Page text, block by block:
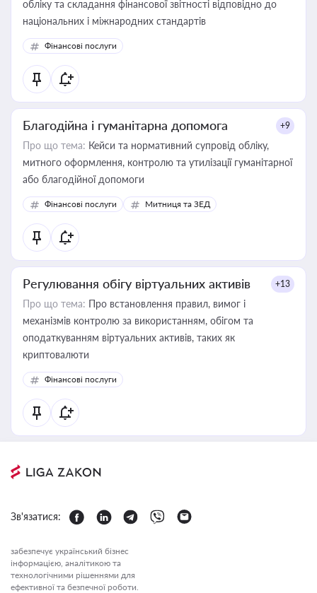
обліку та складання фінансової звітності відповідно до
національних і міжнародних стандартів
Фінансові послуги
Благодійна і гуманітарна допомога +9
Про що тема: Кейси та нормативний супровід обліку,
митного оформлення, контролю та утилізації гуманітарної
або благодійної допомоги
Фінансові послуги Митниця та ЗЕД
Регулювання обігу віртуальних активів +13
Про що тема: Про встановлення правил, вимог і
механізмів контролю за використанням, обігом та
оподаткуванням віртуальних активів, таких як
криптовалюти
Фінансові послуги
Зв'язатися:
забезпечує український бізнес
інформацією, аналітикою та
технологічними рішеннями для
ефективної та безпечної роботи.